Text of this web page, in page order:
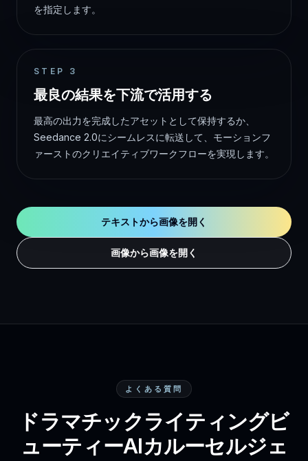
を指定します。
STEP 3
最良の結果を下流で活用する
最高の出力を完成したアセットとして保持するか、
Seedance 2.0にシームレスに転送して、モーションフ
ァーストのクリエイティブワークフローを実現します。
テキストから画像を開く
画像から画像を開く
よくある質問
ドラマチックライティングビ
ューティーAIカルーセルジェ